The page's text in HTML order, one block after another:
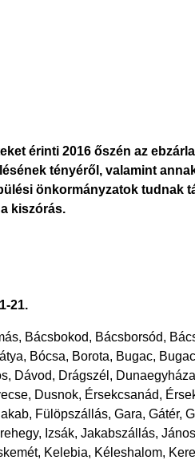
érinti 2016 őszén az
tényéről, valamint
önkormányzatok tudnak
kiszórás.
21.
Bácsbokod, Bácsborsód,
Bócsa, Borota, Bugac,
Dávod, Drágszél,
Dusnok, Érsekcsanád,
Fülöpszállás, Gara, Gátér,
Izsák, Jakabszállás,
Kelebia, Kéleshalom,